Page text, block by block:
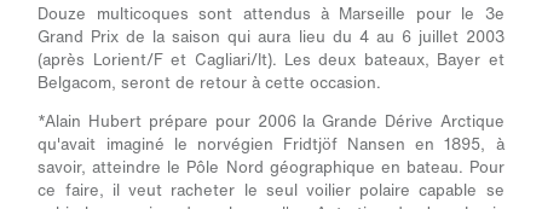
Douze multicoques sont attendus à Marseille pour le 3e
Grand Prix de la saison qui aura lieu du 4 au 6 juillet 2003
(après Lorient/F et Cagliari/It). Les deux bateaux, Bayer et
Belgacom, seront de retour à cette occasion.
*Alain Hubert prépare pour 2006 la Grande Dérive Arctique
qu'avait imaginé le norvégien Fridtjöf Nansen en 1895, à
savoir, atteindre le Pôle Nord géographique en bateau. Pour
ce faire, il veut racheter le seul voilier polaire capable se